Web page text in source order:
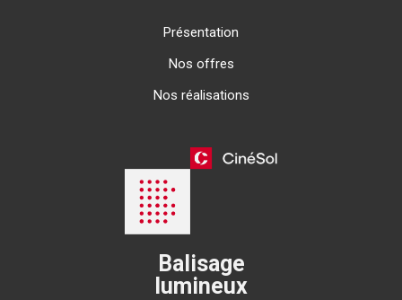
Présentation
Nos offres
Nos réalisations
Balisage
lumineux